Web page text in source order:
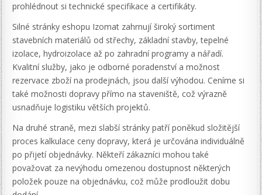
prohlédnout si technické specifikace a certifikáty.
Silné stránky eshopu Izomat zahrnují široký sortiment
stavebních materiálů od střechy, základní stavby, tepelné
izolace, hydroizolace až po zahradní programy a nářadí.
Kvalitní služby, jako je odborné poradenství a možnost
rezervace zboží na prodejnách, jsou další výhodou. Ceníme si
také možnosti dopravy přímo na staveniště, což výrazně
usnadňuje logistiku větších projektů.
Na druhé straně, mezi slabší stránky patří poněkud složitější
proces kalkulace ceny dopravy, která je určována individuálně
po přijetí objednávky. Někteří zákazníci mohou také
považovat za nevýhodu omezenou dostupnost některých
položek pouze na objednávku, což může prodloužit dobu